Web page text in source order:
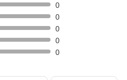
0
0
0
0
0